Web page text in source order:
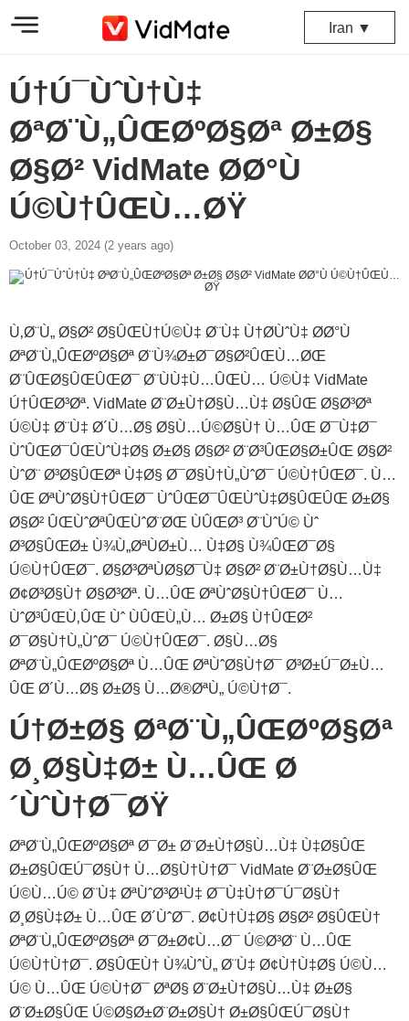
Iran ▼
Ú†Ú¯ÙˆÙ†Ù‡
ØªØ¨Ù„ÛŒØºØ§Øª Ø±Ø§
Ø§Ø² VidMate Ø­Ø°Ù
Ú©Ù†ÛŒÙ…ØŸ
October 03, 2024 (2 years ago)
Ù‚Ø¨Ù„ Ø§Ø² Ø§ÛŒÙ†Ú©Ù‡ Ø¨Ù‡ Ù†Ø­ÙˆÙ‡ Ø­Ø°Ù
ØªØ¨Ù„ÛŒØºØ§Øª Ø¨Ù¾Ø±Ø¯Ø§Ø²ÛŒÙ…ØŒ
Ø¨ÛŒØ§ÛŒÛŒØ¯ Ø¨ÙÙ‡Ù…ÛŒÙ… Ú©Ù‡ VidMate
Ú†ÛŒØ³Øª. VidMate Ø¨Ø±Ù†Ø§Ù…Ù‡ Ø§ÛŒ Ø§Ø³Øª
Ú©Ù‡ Ø¨Ù‡ Ø´Ù…Ø§ Ø§Ù…Ú©Ø§Ù† Ù…ÛŒ Ø¯Ù‡Ø¯
ÙˆÛŒØ¯ÛŒÙˆÙ‡Ø§ Ø±Ø§ Ø§Ø² Ø¨Ø³ÛŒØ§Ø±ÛŒ Ø§Ø²
ÙˆØ¨ Ø³Ø§ÛŒØª Ù‡Ø§ Ø¯Ø§Ù†Ù„ÙˆØ¯ Ú©Ù†ÛŒØ¯. Ù…
ÛŒ ØªÙˆØ§Ù†ÛŒØ¯ ÙˆÛŒØ¯ÛŒÙˆÙ‡Ø§ÛŒÛŒ Ø±Ø§
Ø§Ø² ÛŒÙˆØªÛŒÙˆØ¨ØŒ ÙÛŒØ³ Ø¨ÙˆÚ© Ùˆ
Ø³Ø§ÛŒØ± Ù¾Ù„ØªÙØ±Ù… Ù‡Ø§ Ù¾ÛŒØ¯Ø§
Ú©Ù†ÛŒØ¯. Ø§Ø³ØªÙØ§Ø¯Ù‡ Ø§Ø² Ø¨Ø±Ù†Ø§Ù…Ù‡
Ø¢Ø³Ø§Ù† Ø§Ø³Øª. Ù…ÛŒ ØªÙˆØ§Ù†ÛŒØ¯ Ù…
ÙˆØ³ÛŒÙ‚ÛŒ Ùˆ ÙÛŒÙ„Ù… Ø±Ø§ Ù†ÛŒØ²
Ø¯Ø§Ù†Ù„ÙˆØ¯ Ú©Ù†ÛŒØ¯. Ø§Ù…Ø§
ØªØ¨Ù„ÛŒØºØ§Øª Ù…ÛŒ ØªÙˆØ§Ù†Ø¯ Ø³Ø±Ú¯Ø±Ù…
ÛŒ Ø´Ù…Ø§ Ø±Ø§ Ù…Ø®ØªÙ„ Ú©Ù†Ø¯.
Ú†Ø±Ø§ ØªØ¨Ù„ÛŒØºØ§Øª
Ø¸Ø§Ù‡Ø± Ù…ÛŒ Ø
´ÙˆÙ†Ø¯ØŸ
ØªØ¨Ù„ÛŒØºØ§Øª Ø¯Ø± Ø¨Ø±Ù†Ø§Ù…Ù‡ Ù‡Ø§ÛŒ
Ø±Ø§ÛŒÚ¯Ø§Ù† Ù…Ø§Ù†Ù†Ø¯ VidMate Ø¨Ø±Ø§ÛŒ
Ú©Ù…Ú© Ø¨Ù‡ ØªÙˆØ³Ø¹Ù‡ Ø¯Ù‡Ù†Ø¯Ú¯Ø§Ù†
Ø¸Ø§Ù‡Ø± Ù…ÛŒ Ø´ÙˆØ¯. Ø¢Ù†Ù‡Ø§ Ø§Ø² Ø§ÛŒÙ†
ØªØ¨Ù„ÛŒØºØ§Øª Ø¯Ø±Ø¢Ù…Ø¯ Ú©Ø³Ø¨ Ù…ÛŒ
Ú©Ù†Ù†Ø¯. Ø§ÛŒÙ† Ù¾ÙˆÙ„ Ø¨Ù‡ Ø¢Ù†Ù‡Ø§ Ú©Ù…
Ú© Ù…ÛŒ Ú©Ù†Ø¯ ØªØ§ Ø¨Ø±Ù†Ø§Ù…Ù‡ Ø±Ø§
Ø¨Ø±Ø§ÛŒ Ú©Ø§Ø±Ø¨Ø±Ø§Ù† Ø±Ø§ÛŒÚ¯Ø§Ù†